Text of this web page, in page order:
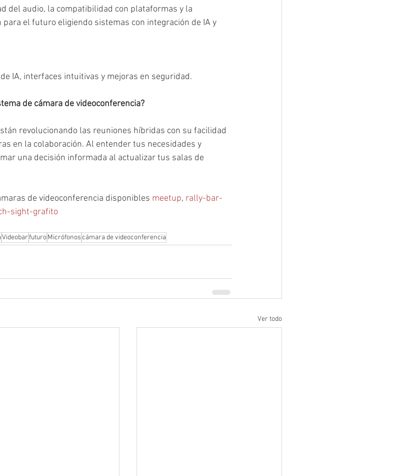
del audio, la compatibilidad con plataformas y la
el futuro eligiendo sistemas con integración de IA y
IA, interfaces intuitivas y mejoras en seguridad.
de cámara de videoconferencia?
revolucionando las reuniones híbridas con su facilidad
en la colaboración. Al entender tus necesidades y
una decisión informada al actualizar tus salas de
de videoconferencia disponibles meetup, rally-bar-
sight-grafito
VideobarfuturoMicrófonoscámara de videoconferencia
Ver todo